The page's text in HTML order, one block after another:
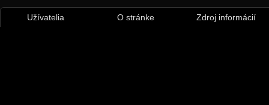
Užívatelia O stránke Zdroj informácií